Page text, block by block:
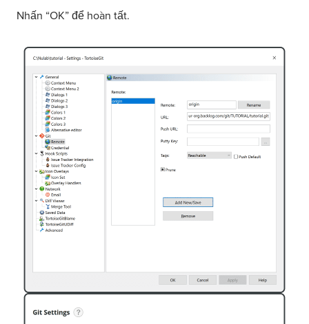
Nhấn “OK” để hoàn tất.